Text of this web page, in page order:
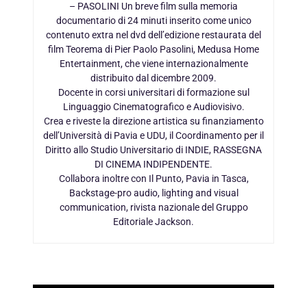
– PASOLINI Un breve film sulla memoria
documentario di 24 minuti inserito come unico
contenuto extra nel dvd dell’edizione restaurata del
film Teorema di Pier Paolo Pasolini, Medusa Home
Entertainment, che viene internazionalmente
distribuito dal dicembre 2009.
Docente in corsi universitari di formazione sul
Linguaggio Cinematografico e Audiovisivo.
Crea e riveste la direzione artistica su finanziamento
dell’Università di Pavia e UDU, il Coordinamento per il
Diritto allo Studio Universitario di INDIE, RASSEGNA
DI CINEMA INDIPENDENTE.
Collabora inoltre con Il Punto, Pavia in Tasca,
Backstage-pro audio, lighting and visual
communication, rivista nazionale del Gruppo
Editoriale Jackson.